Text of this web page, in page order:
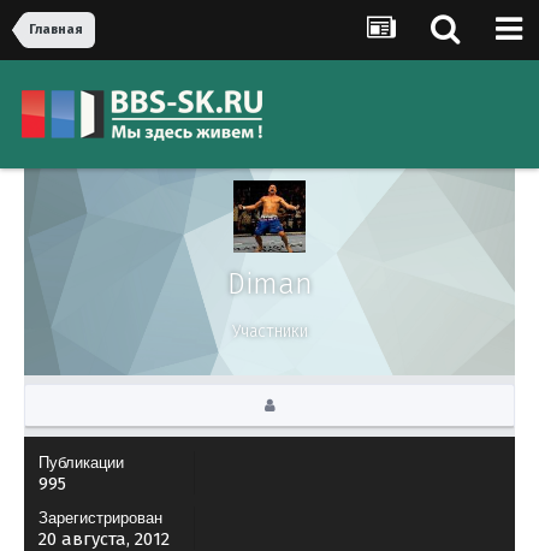
Главная
Diman
Участники
Публикации
995
Зарегистрирован
20 августа, 2012